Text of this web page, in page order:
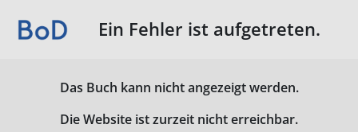
Ein Fehler ist aufgetreten.
Das Buch kann nicht angezeigt werden.
Die Website ist zurzeit nicht erreichbar.